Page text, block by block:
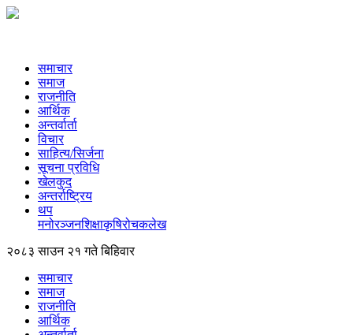
समाचार
समाज
राजनीति
आर्थिक
अन्तर्वार्ता
विचार
साहित्य/सिर्जना
सूचना प्रविधि
खेलकुद
अन्तर्राष्ट्रिय
थप
मनोरञ्‍जनशिक्षाकृषिरोचकलेख
२०८३ साउन २१ गते बिहिवार
समाचार
समाज
राजनीति
आर्थिक